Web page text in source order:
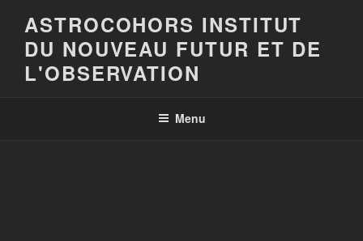
contenu
principal
ASTROCOHORS INSTITUT
DU NOUVEAU FUTUR ET DE
L'OBSERVATION
Menu